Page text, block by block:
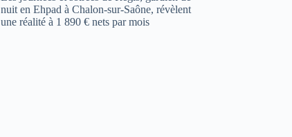
nuit en Ehpad à Chalon-sur-Saône, révèlent
une réalité à 1 890 € nets par mois